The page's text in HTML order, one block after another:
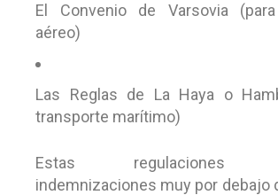
El Convenio de Varsovia
aéreo)
Las Reglas de La Haya o
transporte marítimo)
Estas regulaciones
indemnizaciones muy por debajo